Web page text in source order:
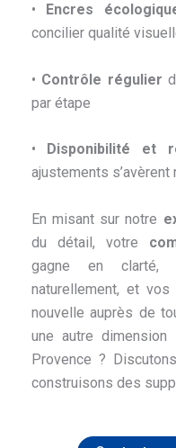
• Encres
concilier qualité
• Contrôle régulier
par étape
• Disponibilité et
ajustements
En misant sur notre
du détail, votre
gagne en clarté,
naturellement, et vos
nouvelle auprès de
une autre
Provence ?
construisons des